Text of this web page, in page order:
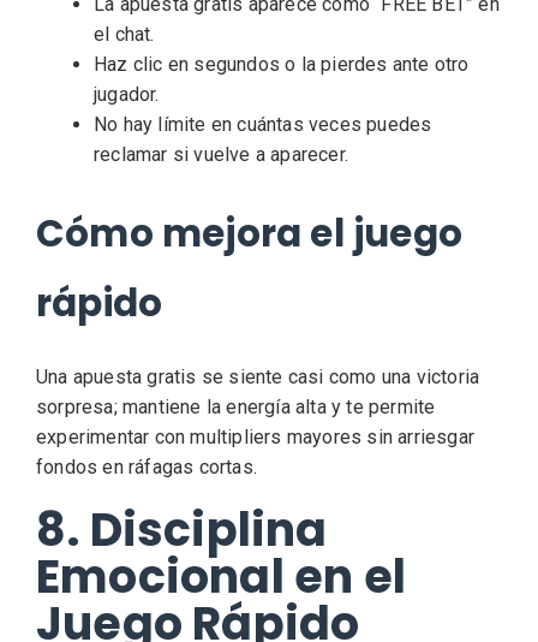
La apuesta gratis aparece como “FREE BET” en
el chat.
Haz clic en segundos o la pierdes ante otro
jugador.
No hay límite en cuántas veces puedes
reclamar si vuelve a aparecer.
Cómo mejora el juego
rápido
Una apuesta gratis se siente casi como una victoria
sorpresa; mantiene la energía alta y te permite
experimentar con multipliers mayores sin arriesgar
fondos en ráfagas cortas.
8. Disciplina
Emocional en el
Juego Rápido